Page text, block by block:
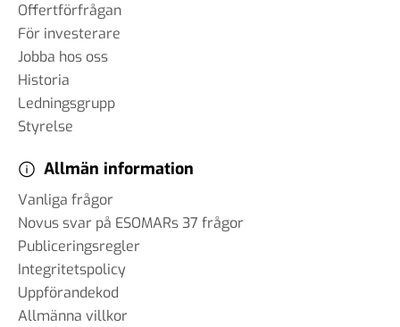
Offertförfrågan
För investerare
Jobba hos oss
Historia
Ledningsgrupp
Styrelse
Allmän information
Vanliga frågor
Novus svar på ESOMARs 37 frågor
Publiceringsregler
Integritetspolicy
Uppförandekod
Allmänna villkor